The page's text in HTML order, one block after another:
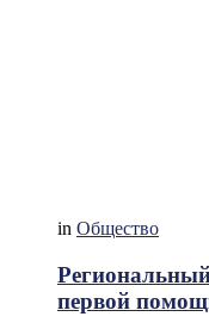
in Общество
первой